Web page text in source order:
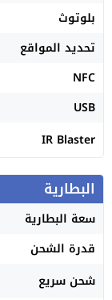
بلوتوث
تحديد المواقع
NFC
USB
IR Blaster
البطارية
سعة البطارية
قدرة الشحن
شحن سريع